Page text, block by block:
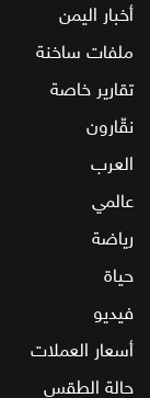
أخبار اليمن
ملفات ساخنة
تقارير خاصة
نقّارون
العرب
عالمي
رياضة
حياة
فيديو
أسعار العملات
حالة الطقس